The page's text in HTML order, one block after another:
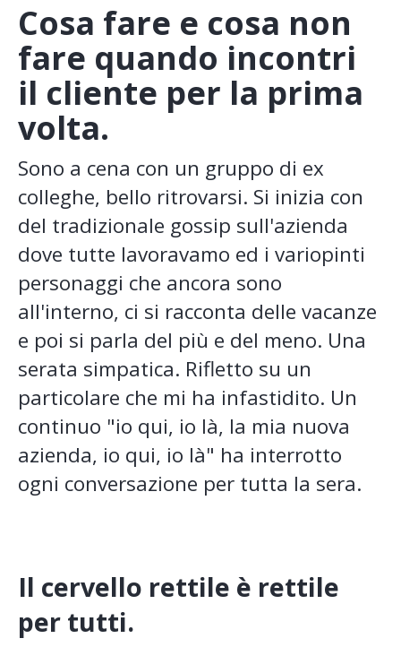
Cosa fare e cosa non
fare quando incontri
il cliente per la prima
volta.
Sono a cena con un gruppo di ex
colleghe, bello ritrovarsi. Si inizia con
del tradizionale gossip sull'azienda
dove tutte lavoravamo ed i variopinti
personaggi che ancora sono
all'interno, ci si racconta delle vacanze
e poi si parla del più e del meno. Una
serata simpatica. Rifletto su un
particolare che mi ha infastidito. Un
continuo "io qui, io là, la mia nuova
azienda, io qui, io là" ha interrotto
ogni conversazione per tutta la sera.
Il cervello rettile è rettile
per tutti.